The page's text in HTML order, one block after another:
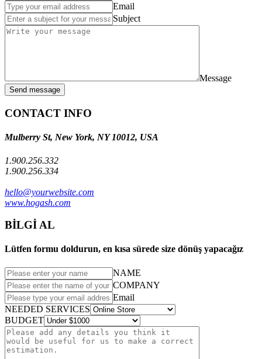
Email
Subject
Message
Send message
CONTACT INFO
Mulberry St, New York, NY 10012, USA
1.900.256.332
1.900.256.334
hello@yourwebsite.com
www.hogash.com
BİLGİ AL
Lütfen formu doldurun, en kısa sürede size dönüş yapacağız
NAME
COMPANY
Email
NEEDED SERVICES
BUDGET